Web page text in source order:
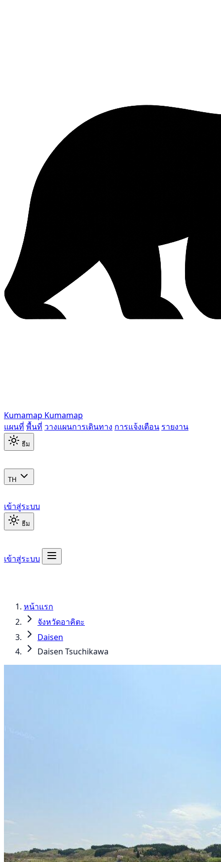
Kumamap Kumamap
แผนที่ พื้นที่ วางแผนการเดินทาง การแจ้งเตือน รายงาน
ธีม
TH
เข้าสู่ระบบ
ธีม
เข้าสู่ระบบ
หน้าแรก
จังหวัดอาคิตะ
Daisen
Daisen Tsuchikawa